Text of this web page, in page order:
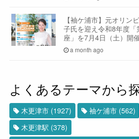
【袖ケ浦市】元オリン
子氏を迎え令和8年度
座」を7月4日（土）開
a month ago
よくあるテーマから
木更津市 (1927) 袖ケ浦市 (562)
木更津駅 (378)